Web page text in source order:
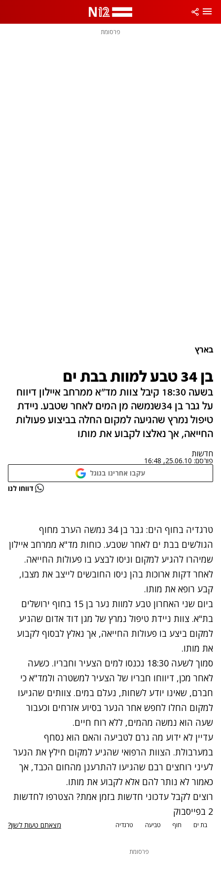
פרסומת
בארץ
בן 34 טבע למוות בבת ים
בשעה 18:30 קיבל צוות מד"א ממרחב איילון דיווח
על גבר בן 34שנמשה מן המים לאחר שטבע. ניידת
טיפול נמרץ שהגיעה למקום החלה בביצוע פעולות
החייאה, אך נאלצו לקבוע את מותו
חדשות
פורסם: 25.06.10, 16:48
עקבו אחרינו בגוגל
נתקלנו בבעיה דווחו לנו
טרגדיה בחוף הים: גבר בן 34 נמשה הערב מחוף
הגולשים בבת ים לאחר שטבע. כוחות מד"א ממרחב איילון
שמיהרו להגיע למקום וניסו לבצע בו פעולות החייאה.
לאחר דקות ארוכות בהן ניסו החובשים לייצב את מצבו,
קבע רופא את מותו.
ביום שני האחרון טבע למוות נער בן 15 בחוף ירושלים
בת"א. צוות ניידת טיפול נמרץ של מגן דוד אדום שהגיע
למקום ביצע בו פעולות החייאה, אך נאלץ לבסוף לקבוע
את מותו.
סמוך לשעה 18:30 נכנסו למים הצעיר וחבריו. כשעה
לאחר מכן, דיווחו חבריו של הצעיר למשטרה ולמד"א כי
חברם, שאינו יודע לשחות, נעלם במים. צוותים שהגיעו
למקום החלו לחפש אחר הנער בסיוע אזרחים וכעבור
שעה הוא נמשה מהמים, ללא רוח חיים.
עדיין לא ידוע מה גרם לטביעה והאם הוא נסחף
במערבולת. הצוות הרפואי שהגיע למקום חילץ את הנער
לעיני רוחצים רבם שהגיעו להתרענן מהחום הכבד, אך
כאמור לא נותר להם אלא לקבוע את מותו.
רוצים לקבל עדכוני חדשות בזמן אמת? הצטרפו לחדשות
2 בפייסבוק
בת ים חוף טביעה טרגדיה מצאתם טעות לשון?
פרסומת